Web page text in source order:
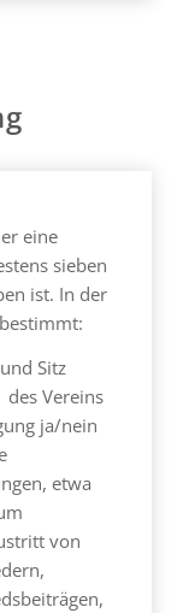
eine
sieben
ist. In der
Sitz
des Vereins
ja/nein
etwa
von